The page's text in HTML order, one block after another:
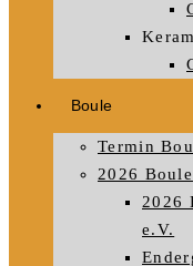
Boule
Termin
2026 Boule
2026
e.V.